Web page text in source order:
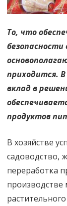
То, что
приходится.
вклад в
продуктов
В хозяйстве
садоводство,
переработка
производстве